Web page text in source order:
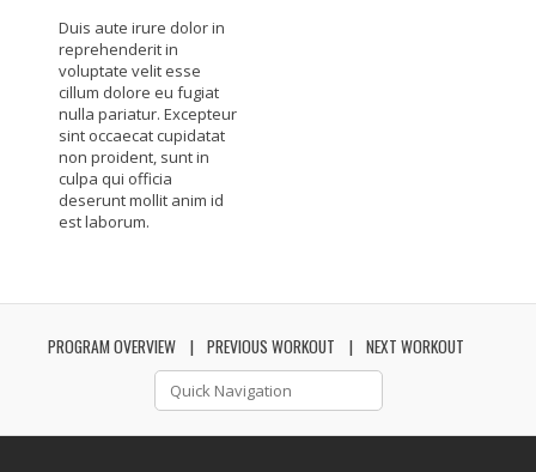
Duis aute irure dolor in
reprehenderit in
voluptate velit esse
cillum dolore eu fugiat
nulla pariatur. Excepteur
sint occaecat cupidatat
non proident, sunt in
culpa qui officia
deserunt mollit anim id
est laborum.
PROGRAM OVERVIEW PREVIOUS WORKOUT NEXT WORKOUT